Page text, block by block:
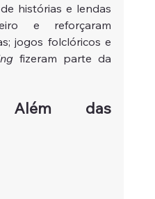
histórias e lendas
e reforçaram
jogos folclóricos e
fizeram parte da
Além das